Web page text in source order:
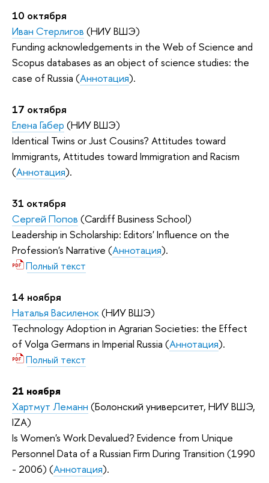
10 октября
Иван Стерлигов (НИУ ВШЭ)
Funding acknowledgements in the Web of Science and
Scopus databases as an object of science studies: the
case of Russia (Аннотация).
17 октября
Елена Габер (НИУ ВШЭ)
Identical Twins or Just Cousins? Attitudes toward
Immigrants, Attitudes toward Immigration and Racism
(Аннотация).
31 октября
Сергей Попов (Cardiff Business School)
Leadership in Scholarship: Editors' Influence on the
Profession's Narrative (Аннотация).
Полный текст
14 ноября
Наталья Василенок(НИУ ВШЭ)
Technology Adoption in Agrarian Societies: the Effect
of Volga Germans in Imperial Russia (Аннотация).
Полный текст
21 ноября
Хартмут Леманн (Болонский университет, НИУ ВШЭ,
IZA)
Is Women's Work Devalued? Evidence from Unique
Personnel Data of a Russian Firm During Transition (1990
- 2006) (Аннотация).